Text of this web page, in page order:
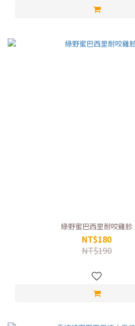
綠野蜜巴西里耐咬雞胗
NT$180
NT$190